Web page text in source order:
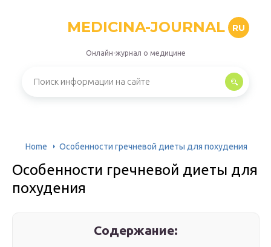
MEDICINA-JOURNAL RU
Онлайн-журнал о медицине
Home Особенности гречневой диеты для похудения
Особенности гречневой диеты для
похудения
Содержание: